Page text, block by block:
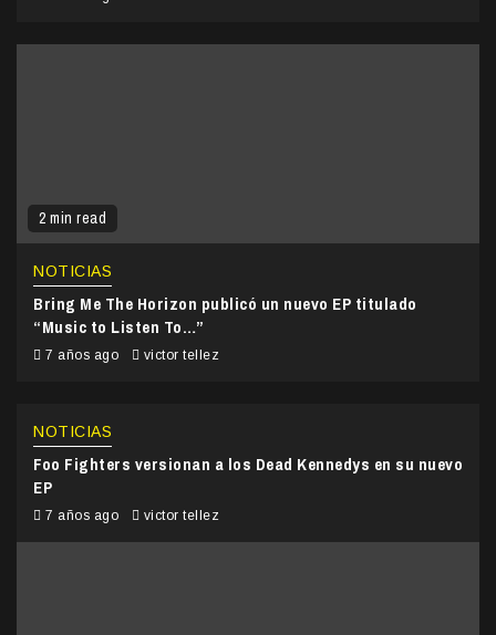
2 min read
NOTICIAS
Bring Me The Horizon publicó un nuevo EP titulado
“Music to Listen To…”
7 años ago victor tellez
NOTICIAS
Foo Fighters versionan a los Dead Kennedys en su nuevo
EP
7 años ago victor tellez